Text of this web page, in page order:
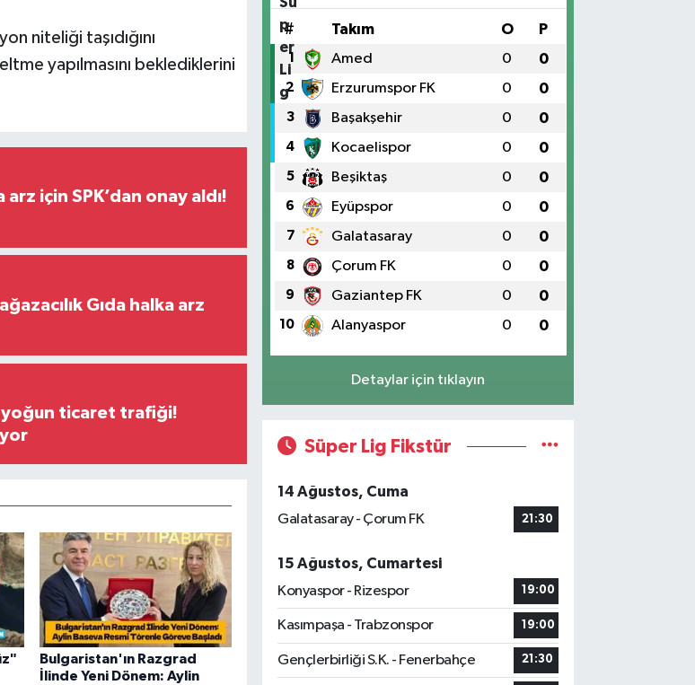
niteliği taşıdığını
yapılmasını beklediklerini
için SPK’dan onay aldı!
Gıda halka arz
yoğun ticaret trafiği!
Bulgaristan'ın Razgrad
İlinde Yeni Dönem: Aylin
# Takım O P
1 Amed 0 0
2 Erzurumspor FK 0 0
3 Başakşehir 0 0
4 Kocaelispor 0 0
5 Beşiktaş 0 0
6 Eyüpspor 0 0
7 Galatasaray 0 0
8 Çorum FK 0 0
9 Gaziantep FK 0 0
10 Alanyaspor 0 0
Detaylar için tıklayın
Süper Lig Fikstür
14 Ağustos, Cuma
Galatasaray - Çorum FK
21:30
15 Ağustos, Cumartesi
Konyaspor - Rizespor
19:00
Kasımpaşa - Trabzonspor 19:00
Gençlerbirliği S.K. - Fenerbahçe 21:30